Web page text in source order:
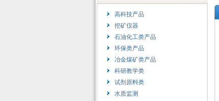
高科技产品
挖矿仪器
石油化工类产品
环保类产品
冶金煤矿类产品
科研教学类
试剂原料类
水质监测